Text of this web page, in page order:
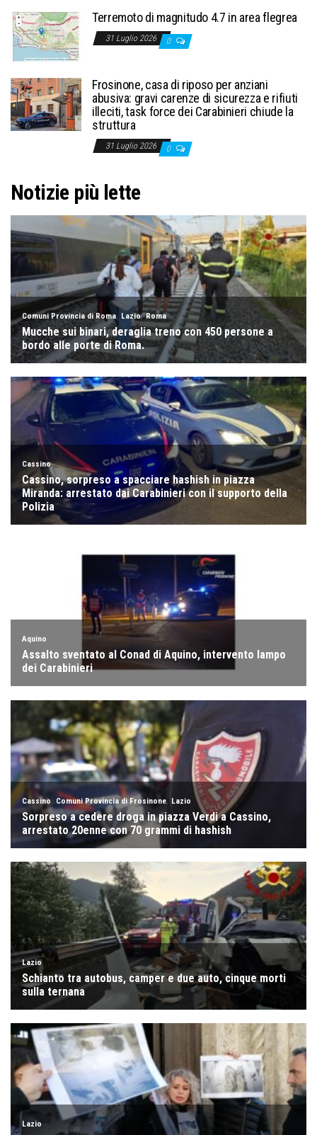
Terremoto di magnitudo 4.7 in area flegrea
31 Luglio 2026 0
Frosinone, casa di riposo per anziani
abusiva: gravi carenze di sicurezza e rifiuti
illeciti, task force dei Carabinieri chiude la
struttura
31 Luglio 2026 0
Notizie più lette